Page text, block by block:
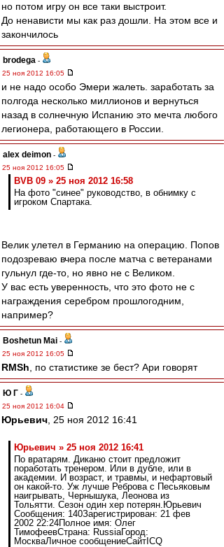
но потом игру он все таки выстроит.
До ненависти мы как раз дошли. На этом все и
закончилось
brodega -
25 ноя 2012 16:05
и не надо особо Эмери жалеть. заработать за
полгода несколько миллионов и вернуться
назад в солнечную Испанию это мечта любого
легионера, работающего в России.
alex deimon -
25 ноя 2012 16:05
BVB 09 » 25 ноя 2012 16:58
На фото "синее" руководство, в обнимку с
игроком Спартака.
Велик улетел в Германию на операцию. Попов
подозреваю вчера после матча с ветеранами
гульнул где-то, но явно не с Великом.
У вас есть уверенность, что это фото не с
награждения серебром прошлогодним,
например?
Boshetun Mai -
25 ноя 2012 16:05
RMSh , по статистике зе бест? Ари говорят
Ю Г -
25 ноя 2012 16:04
Юрьевич , 25 ноя 2012 16:41
Юрьевич » 25 ноя 2012 16:41
По вратарям. Диканю стоит предложит
поработать тренером. Или в дубле, или в
академии. И возраст, и травмы, и нефартовый
он какой-то. Уж лучше Реброва с Песьяковым
наигрывать, Чернышука, Леонова из
Тольятти. Сезон один хер потерян.Юрьевич
Сообщения: 140Зарегистрирован: 21 фев
2002 22:24Полное имя: Олег
ТимофеевСтрана: RussiaГород:
МоскваЛичное сообщениеСайтICQ